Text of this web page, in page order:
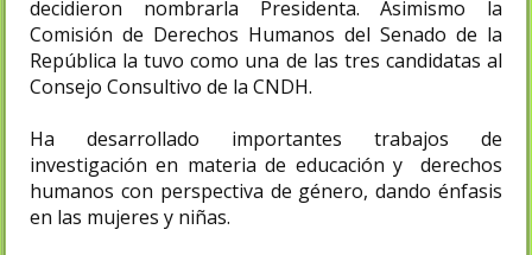
decidieron nombrarla Presidenta. Asimismo la
Comisión de Derechos Humanos del Senado de la
República la tuvo como una de las tres candidatas al
Consejo Consultivo de la CNDH.
Ha desarrollado importantes trabajos de
investigación en materia de educación y derechos
humanos con perspectiva de género, dando énfasis
en las mujeres y niñas.